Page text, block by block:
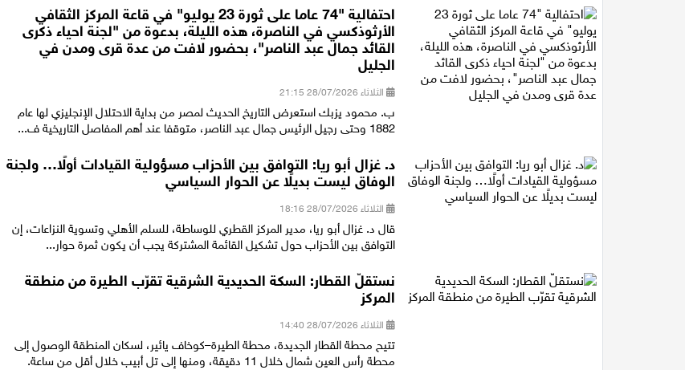
احتفالية "74 عاما على ثورة 23 يوليو" في قاعة المركز الثقافي
الأرثوذكسي في الناصرة، هذه الليلة، بدعوة من "لجنة احياء ذكرى
القائد جمال عبد الناصر"، بحضور لافت من عدة قرى ومدن في
الجليل
الثلاثاء 28/07/2026 21:15
ب. محمود يزبك استعرض التاريخ الحديث لمصر من بداية الاحتلال الإنجليزي لها عام
1882 وحتى رجيل الرئيس جمال عبد الناصر، متوقفا عند أهم المفاصل التاريخية ف...
د. غزال أبو ريا: التوافق بين الأحزاب مسؤولية القيادات أولًا… ولجنة
الوفاق ليست بديلًا عن الحوار السياسي
الثلاثاء 28/07/2026 18:16
قال د. غزال أبو ريا، مدير المركز القطري للوساطة، للسلم الأهلي وتسوية النزاعات، إن
التوافق بين الأحزاب حول تشكيل القائمة المشتركة يجب أن يكون ثمرة حوار...
نستقلّ القطار: السكة الحديدية الشرقية تقرّب الطيرة من منطقة
المركز
الثلاثاء 28/07/2026 14:40
تتيح محطة القطار الجديدة، محطة الطيرة–كوخاف يائير، لسكان المنطقة الوصول إلى
محطة رأس العين شمال خلال 11 دقيقة، ومنها إلى تل أبيب خلال أقل من ساعة.